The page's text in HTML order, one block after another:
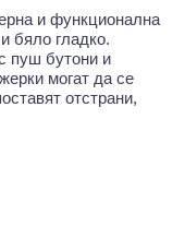
и функционална
бяло гладко.
пуш бутони и
могат да се
отстрани,